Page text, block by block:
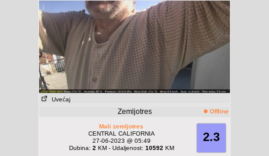
Uvećaj
Zemljotres Offline
2.3
Mali zemljotres
CENTRAL CALIFORNIA
27-06-2023 @ 05:49
Dubina: 2 KM - Udaljenost: 10592 KM